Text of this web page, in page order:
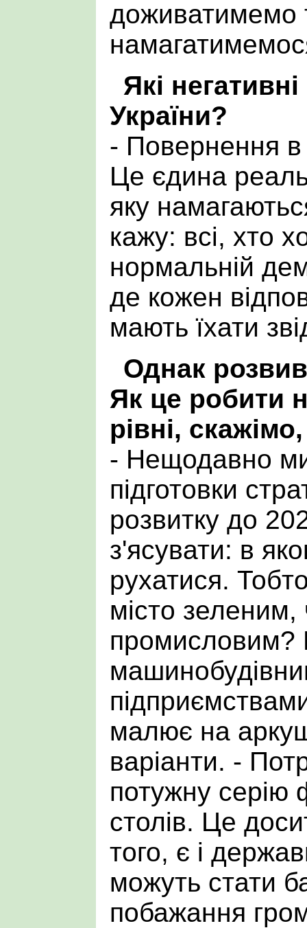
доживатимемо
Які
України?
- Повернення
Це єдина
яку
кажу: всі, хто
нормальній
де кожен
мають їхати
Однак
Як це робити
рівні,
- Нещодавно
підготовки
розвитку до
з'ясувати: в
рухатися.
місто зеленим,
промисловим?
малює на
варіанти. -
потужну серію
столів. Це
того, є і
можуть стати
побажання